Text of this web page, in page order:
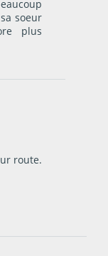
soeur
plus
route.